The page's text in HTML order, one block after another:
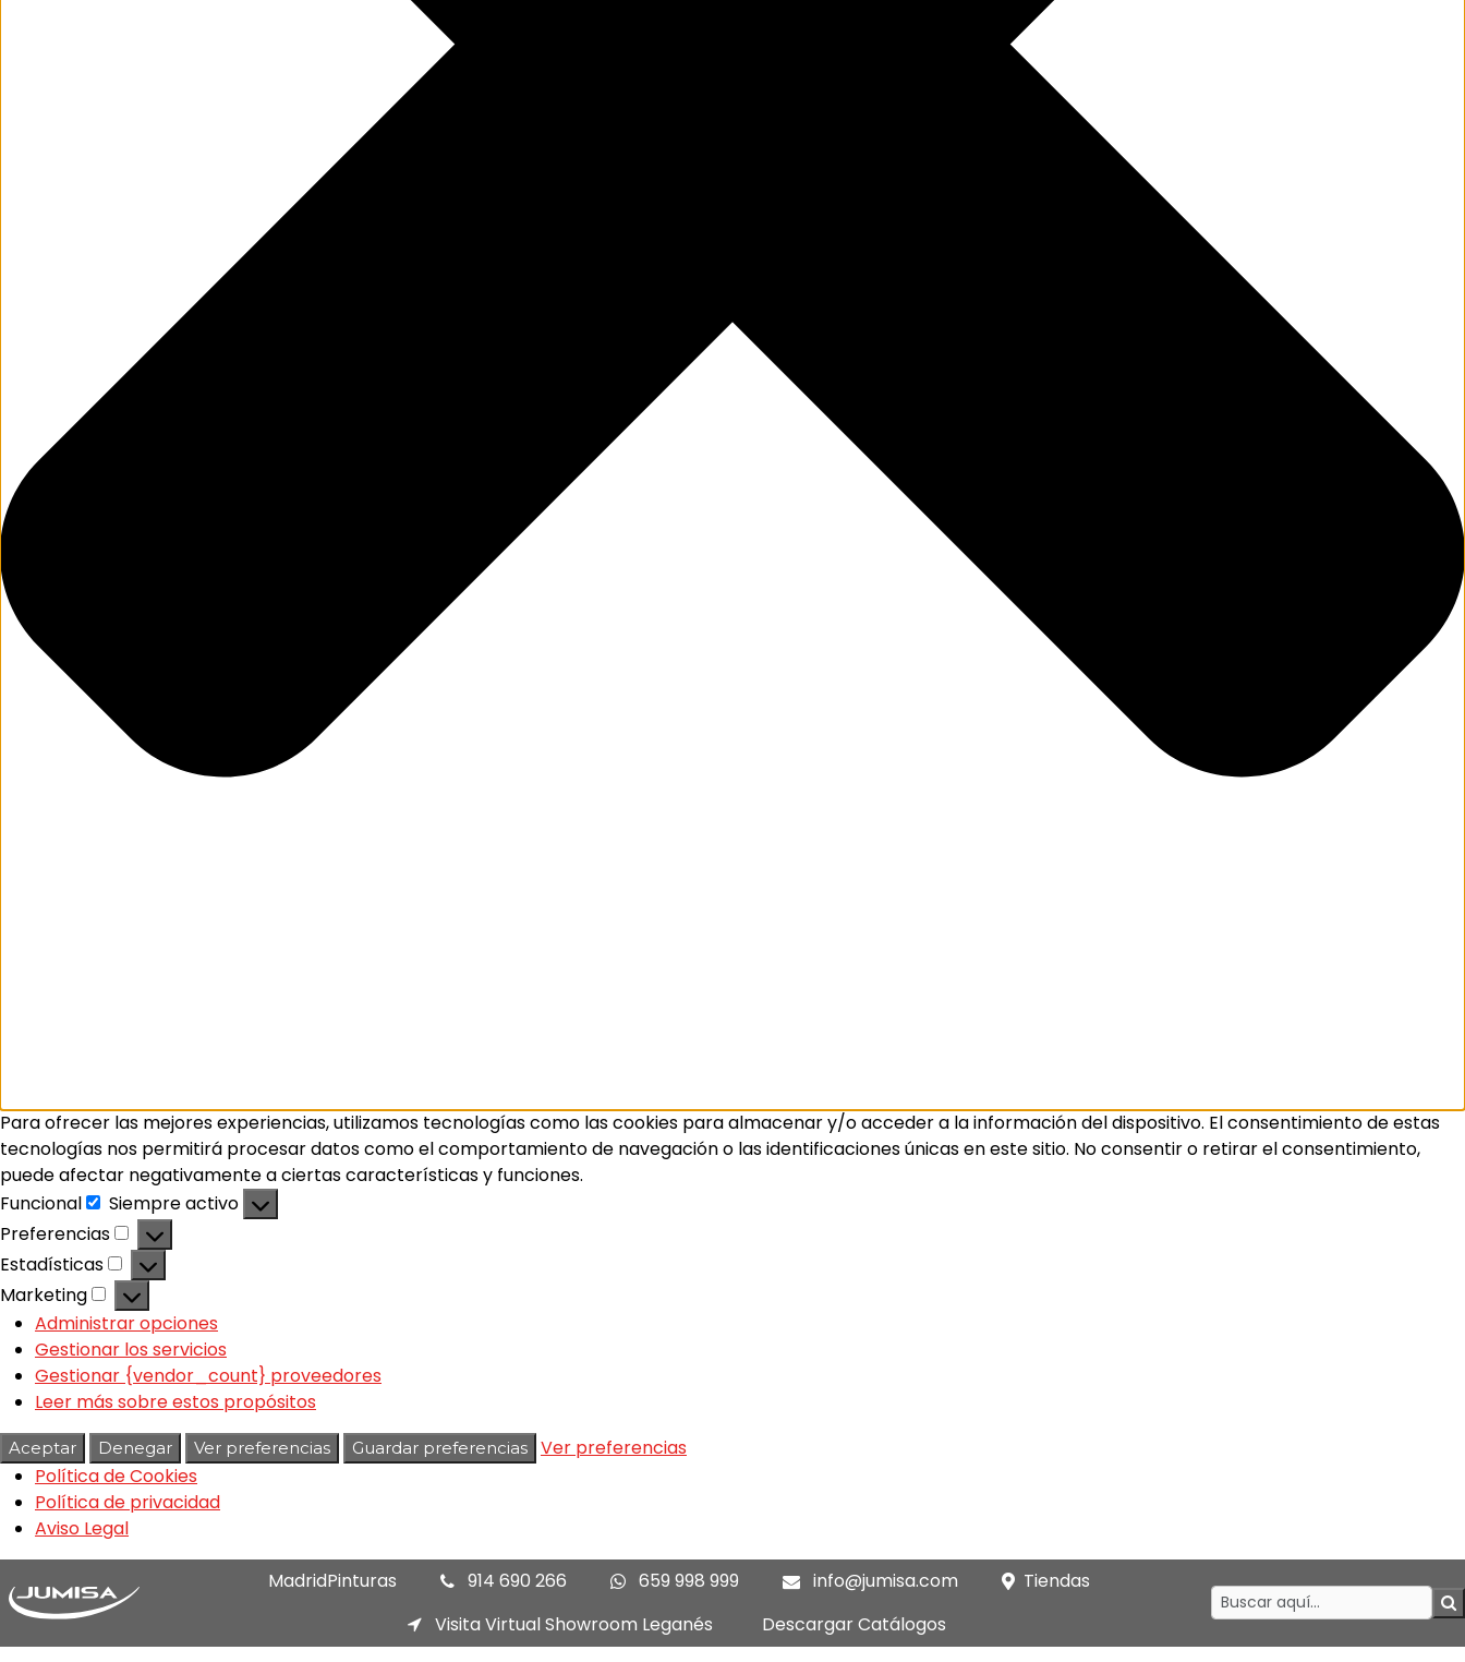
Para ofrecer las mejores experiencias, utilizamos tecnologías como las cookies para almacenar y/o acceder a la información del dispositivo. El consentimiento de estas
tecnologías nos permitirá procesar datos como el comportamiento de navegación o las identificaciones únicas en este sitio. No consentir o retirar el consentimiento,
puede afectar negativamente a ciertas características y funciones.
Funcional
Siempre activo
Preferencias
Estadísticas
Marketing
Administrar opciones
Gestionar los servicios
Gestionar {vendor_count} proveedores
Leer más sobre estos propósitos
Aceptar Denegar Ver preferencias Guardar preferencias
Ver preferencias
Política de Cookies
Política de privacidad
Aviso Legal
MadridPinturas 914 690 266 659 998 999 info@jumisa.com
Tiendas
Visita Virtual Showroom Leganés
Descargar Catálogos